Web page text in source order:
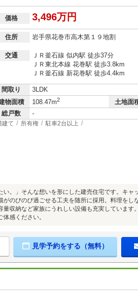
価格 3,496万円
住所 岩手県花巻市高木第１９地割
交通
ＪＲ釜石線 似内駅 徒歩37分
ＪＲ東北本線 花巻駅 徒歩3.8km
ＪＲ釜石線 新花巻駅 徒歩4.4km
間取り
3LDK
物面積
108.47m2 土地面
総戸数 -
建て 所有権 駐車2台以上
い。」そんな想いを形にした建売住宅です。キャ
がのびのび過ごせる工夫を随所に採用。料理をし
量収納など家族にうれしい設備も充実しています
感ください。
見学予約をする（無料）